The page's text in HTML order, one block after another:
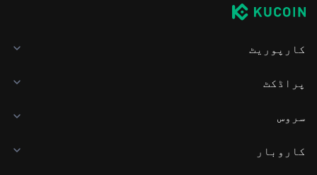
کارپوریٹ
پراڈکٹ
سروس
کاروبار